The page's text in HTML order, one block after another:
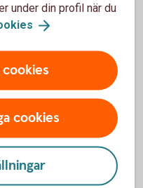
och ansöker om ett
välkommen till ett
lån och
på dina kostnader
under din profil när du
cookies